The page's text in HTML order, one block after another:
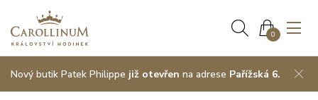
0
Nový butik Patek Philippe již otevřen na adrese Pařížská 6.